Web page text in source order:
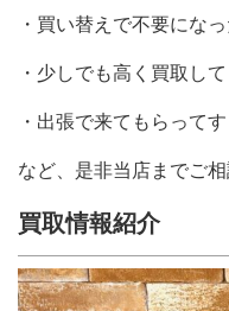
・買い替えで不要にな
・少しでも高く買取し
・出張で来てもらって
など、是非当店までご相
買取情報紹介